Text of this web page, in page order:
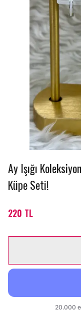
Ay Işığı
Küpe Seti!
220 TL